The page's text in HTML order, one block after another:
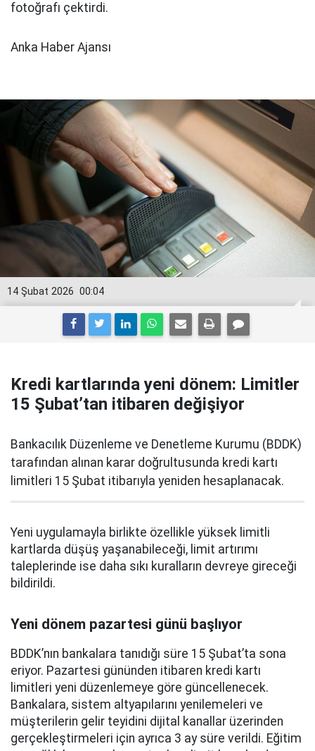
fotoğrafı çektirdi.
Anka Haber Ajansı
00:04
14 Şubat 2026
Kredi kartlarında yeni dönem: Limitler
15 Şubat’tan itibaren değişiyor
Bankacılık Düzenleme ve Denetleme Kurumu (BDDK)
tarafından alınan karar doğrultusunda kredi kartı
limitleri 15 Şubat itibarıyla yeniden hesaplanacak.
Yeni uygulamayla birlikte özellikle yüksek limitli
kartlarda düşüş yaşanabileceği, limit artırımı
taleplerinde ise daha sıkı kuralların devreye gireceği
bildirildi.
Yeni dönem pazartesi günü başlıyor
BDDK’nın bankalara tanıdığı süre 15 Şubat’ta sona
eriyor. Pazartesi gününden itibaren kredi kartı
limitleri yeni düzenlemeye göre güncellenecek.
Bankalara, sistem altyapılarını yenilemeleri ve
müşterilerin gelir teyidini dijital kanallar üzerinden
gerçekleştirmeleri için ayrıca 3 ay süre verildi. Eğitim